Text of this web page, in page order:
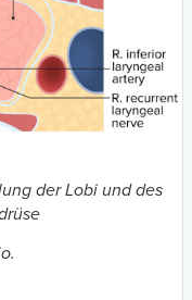
der Lobi und des